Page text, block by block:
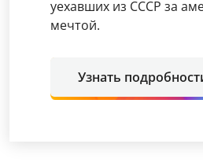
уехавших из СССР за
мечтой.
Узнать